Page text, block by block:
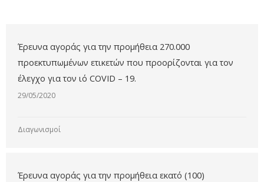
Έρευνα αγοράς για την προμήθεια 270.000
προεκτυπωμένων ετικετών που προορίζονται για τον
έλεγχο για τον ιό COVID – 19.
29/05/2020
Διαγωνισμοί
Έρευνα αγοράς για την προμήθεια εκατό (100)